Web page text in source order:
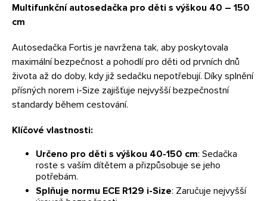
Multifunkční autosedačka pro děti s výškou 40 – 150
cm
Autosedačka Fortis je navržena tak, aby poskytovala
maximální bezpečnost a pohodlí pro děti od prvních dnů
života až do doby, kdy již sedačku nepotřebují. Díky splnění
přísných norem i-Size zajišťuje nejvyšší bezpečnostní
standardy během cestování.
Klíčové vlastnosti:
Určeno pro děti s výškou 40-150 cm: Sedačka
roste s vaším dítětem a přizpůsobuje se jeho
potřebám.
Splňuje normu ECE R129 i-Size: Zaručuje nejvyšší